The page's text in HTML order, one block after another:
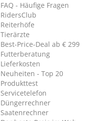
FAQ - Häufige Fragen
RidersClub
Reiterhöfe
Tierärzte
Best-Price-Deal ab € 299
Futterberatung
Lieferkosten
Neuheiten - Top 20
Produkttest
Servicetelefon
Düngerrechner
Saatenrechner